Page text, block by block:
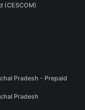
(CESCOM)
Pradesh - Prepaid
Pradesh